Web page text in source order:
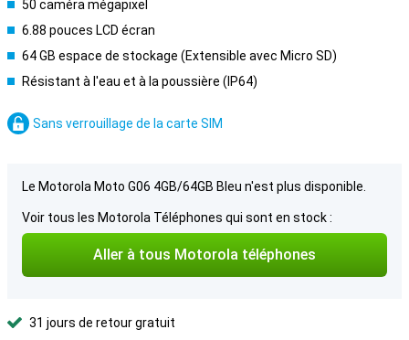
50 caméra mégapixel
6.88 pouces LCD écran
64 GB espace de stockage (Extensible avec Micro SD)
Résistant à l'eau et à la poussière (IP64)
Sans verrouillage de la carte SIM
Le Motorola Moto G06 4GB/64GB Bleu n'est plus disponible.
Voir tous les Motorola Téléphones qui sont en stock :
Aller à tous Motorola téléphones
31 jours de retour gratuit